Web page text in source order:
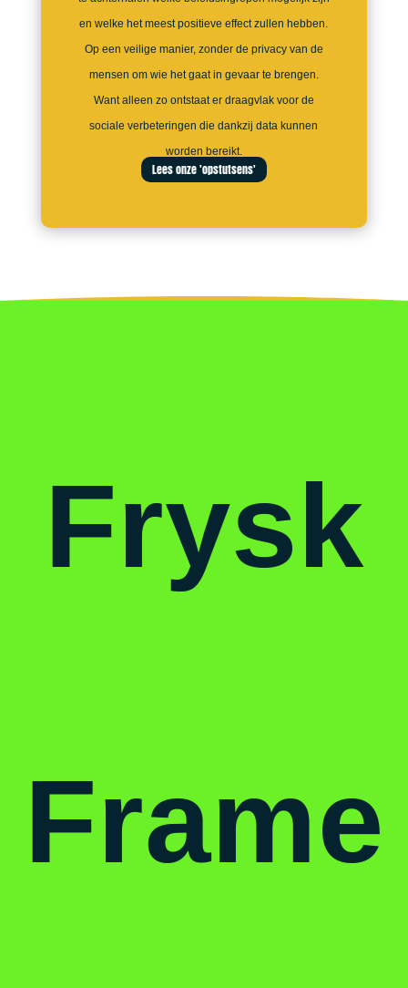
en welke het meest positieve effect zullen hebben.
Op een veilige manier, zonder de privacy van de
mensen om wie het gaat in gevaar te brengen.
Want alleen zo ontstaat er draagvlak voor de
sociale verbeteringen die dankzij data kunnen
worden bereikt.
Lees onze 'opstutsens'
Frysk
Frame